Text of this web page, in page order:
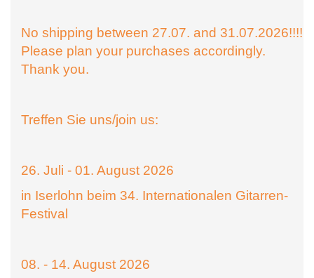
No shipping between 27.07. and 31.07.2026!!!!
Please plan your purchases accordingly.
Thank you.
Treffen Sie uns/join us:
26. Juli - 01. August 2026
in Iserlohn beim 34. Internationalen Gitarren-
Festival
08. - 14. August 2026